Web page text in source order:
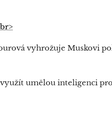
vyhrožuje Muskovi
umělou inteligenci